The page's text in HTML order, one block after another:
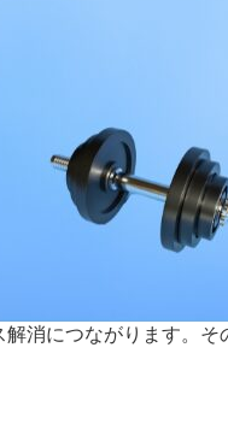
消につながります。そ